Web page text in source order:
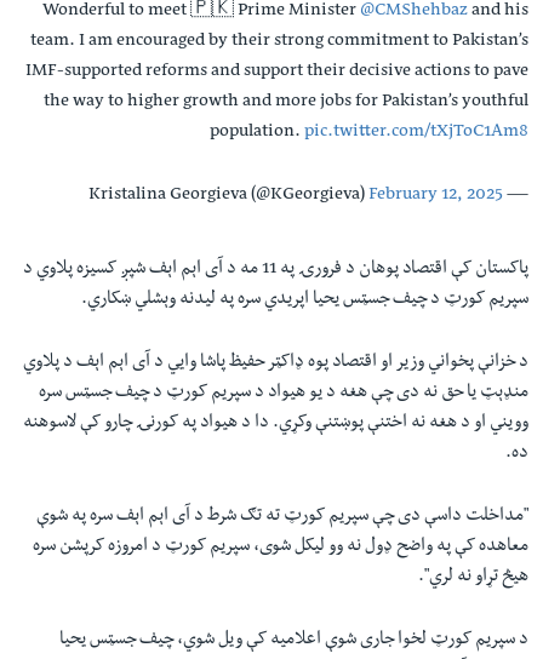
Wonderful to meet 🇵🇰 Prime Minister @CMShehbazand his
team. I am encouraged by their strong commitment to Pakistan’s
IMF-supported reforms and support their decisive actions to pave
the way to higher growth and more jobs for Pakistan’s youthful
population. pic.twitter.com/tXjToC1Am8
— Kristalina Georgieva (@KGeorgieva)
February 12, 2025
پاکستان کې اقتصاد پوهان د فرورۍ په 11 مه د آی اېم اېف شپږ کسيزه پلاوي د
سپريم کورټ د چيف جسټس يحيا اپريدي سره په ليدنه وېشلي ښکاري.
د خزانې پخواني وزیر او اقتصاد پوه ډاکټر حفيظ پاشا وايي د آی اېم اېف د پلاوي
منډېټ يا حق نه دی چې هغه د يو هيواد د سپريم کورټ د چيف جسټس سره
وويني او د هغه نه اختنې پوښتنې وکړي. دا د هيواد په کورنۍ چارو کې لاسوهنه
ده.
"مداخلت داسې دی چې سپريم کورټ ته تګ شرط د آی اېم اېف سره په شوې
معاهده کې په واضح ډول نه وو ليکل شوی، سپريم کورټ د امروزه کرپشن سره
هيڅ تړاو نه لري".
د سپريم کورټ لخوا جارى شوې اعلامیه کې ویل شوي، چيف جسټس يحيا